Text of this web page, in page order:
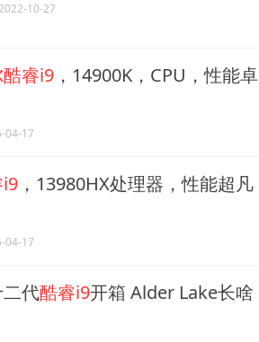
10-27
睿i9 ，14900K，CPU，性能卓
04-17
，13980HX处理器，性能超凡
04-17
代酷睿i9开箱 Alder Lake长啥